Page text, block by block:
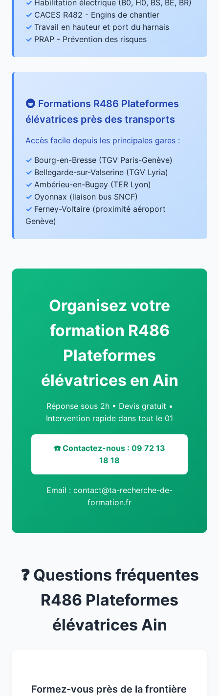
Habilitation électrique (B0, H0, BS, BE, BR)
CACES R482 - Engins de chantier
Travail en hauteur et port du harnais
PRAP - Prévention des risques
🚇 Formations R486 Plateformes
élévatrices près des transports
Accès facile depuis les principales gares :
Bourg-en-Bresse (TGV Paris-Genève)
Bellegarde-sur-Valserine (TGV Lyria)
Ambérieu-en-Bugey (TER Lyon)
Oyonnax (liaison bus SNCF)
Ferney-Voltaire (proximité aéroport
Genève)
Organisez votre
formation R486
Plateformes
élévatrices en Ain
Réponse sous 2h • Devis gratuit •
Intervention rapide dans tout le 01
☎️ Contactez-nous : 09 72 13
18 18
Email : contact@ta-recherche-de-
formation.fr
❓ Questions fréquentes
R486 Plateformes
élévatrices Ain
Formez-vous près de la frontière